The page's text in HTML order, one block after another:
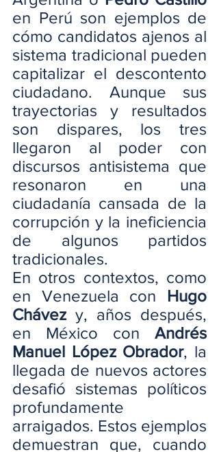
en Perú son ejemplos de
cómo candidatos ajenos al
sistema tradicional pueden
capitalizar el descontento
ciudadano. Aunque sus
trayectorias y resultados
son dispares, los tres
llegaron al poder con
discursos antisistema que
resonaron en una
ciudadanía cansada de la
corrupción y la ineficiencia
de algunos partidos
tradicionales.
En otros contextos, como
en Venezuela con Hugo
Chávez y, años después,
en México con Andrés
Manuel López Obrador, la
llegada de nuevos actores
desafió sistemas políticos
profundamente
arraigados. Estos ejemplos
demuestran que, cuando